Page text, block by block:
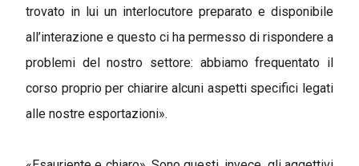
trovato in lui un interlocutore preparato e disponibile
all’interazione e questo ci ha permesso di rispondere a
problemi del nostro settore: abbiamo frequentato il
corso proprio per chiarire alcuni aspetti specifici legati
alle nostre esportazioni».